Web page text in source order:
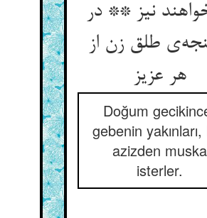
نیز ** در
طلق زن از
هر عزیز
Doğum
gebenin
azizden muska
isterler.